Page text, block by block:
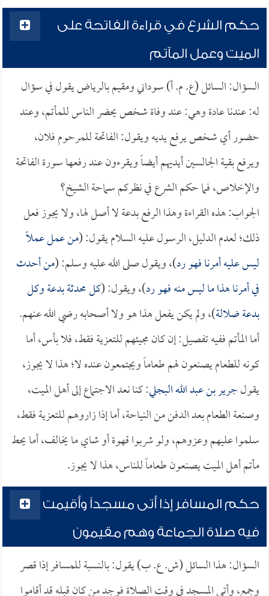
حكم الشرع في قراءة الفاتحة على
الميت وعمل المآتم
السؤال: السائل (ع. م. أ) سوداني ومقيم بالرياض يقول في سؤال
له: عندنا عادة وهي: عند وفاة شخص يحضر الناس للمأتم، وعند
حضور أي شخص يرفع يديه ويقول: الفاتحة للمرحوم فلان،
ويرفع بقية الجالسين أيديهم أيضاً ويقرءون عند رفعها سورة الفاتحة
والإخلاص، فما حكم الشرع في نظركم سماحة الشيخ؟
الجواب: هذه القراءة وهذا الرفع بدعة لا أصل لها، ولا يجوز فعل
ذلك؛ لعدم الدليل، الرسول عليه السلام يقول: (من عمل عملاً
ليس عليه أمرنا فهو رد)، ويقول صلى الله عليه وسلم: (من أحدث
في أمرنا هذا ما ليس منه فهو رد)، ويقول: (كل محدثة بدعة وكل
بدعة ضلالة)، ولم يكن يفعل هذا هو ولا أصحابه رضي الله عنهم.
أما المأتم ففيه تفصيل: إن كان مجيئهم للتعزية فقط، فلا بأس، أما
كونه للطعام يصنعون لهم طعاماً ويجتمعون عنده لا؛ هذا لا يجوز،
يقولجرير بن عبد الله البجلي: كنا نعد الاجتماع إلى أهل الميت،
وصنعة الطعام بعد الدفن من النياحة، أما إذا زاروهم للتعزية فقط،
سلموا عليهم وعزوهم، ولو شربوا قهوة أو شاي ما يخالف، أما يحط
مأتم أهل الميت يصنعون طعاماً للناس، هذا لا يجوز.
حكم المسافر إذا أتى مسجداً وأقيمت
فيه صلاة الجماعة وهم مقيمون
السؤال: هذا السائل (ش. ع. ب) يقول: بالنسبة للمسافر إذا قصر